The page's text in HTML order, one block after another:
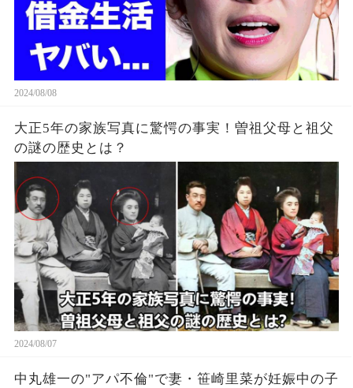
2024/08/08
大正5年の家族写真に驚愕の事実！曽祖父母と祖父
の謎の歴史とは？
2024/08/07
中丸雄一の"アパ不倫"で妻・笹崎里菜が妊娠中の子